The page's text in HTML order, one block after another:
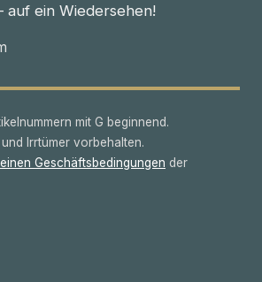
auf ein Wiedersehen!
mit G beginnend.
Irrtümer vorbehalten.
Geschäftsbedingungen der